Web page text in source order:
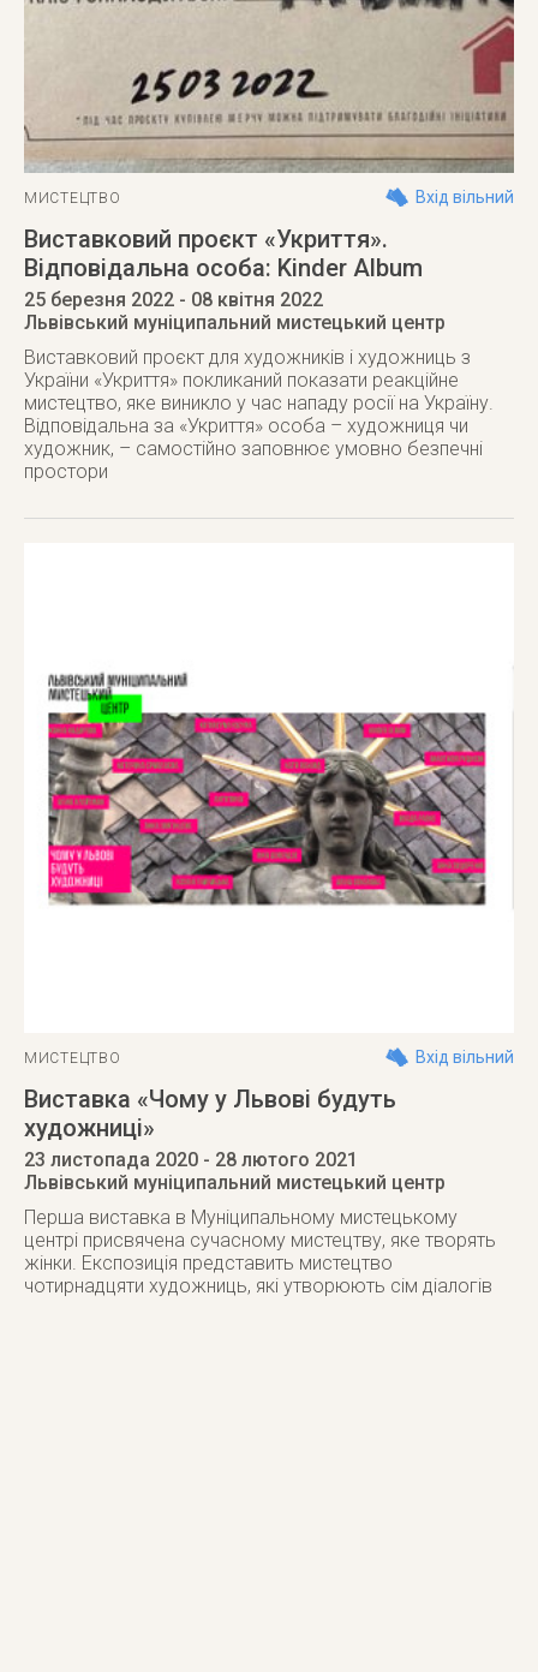
МИСТЕЦТВО Вхід вільний
Виставковий проєкт «Укриття».
Відповідальна особа: Kinder Album
25 березня 2022 - 08 квітня 2022
Львівський муніципальний мистецький центр
Виставковий проєкт для художників і художниць з
України «Укриття» покликаний показати реакційне
мистецтво, яке виникло у час нападу росії на Україну.
Відповідальна за «Укриття» особа – художниця чи
художник, – самостійно заповнює умовно безпечні
простори
МИСТЕЦТВО Вхід вільний
Виставка «Чому у Львові будуть
художниці»
23 листопада 2020 - 28 лютого 2021
Львівський муніципальний мистецький центр
Перша виставка в Муніципальному мистецькому
центрі присвячена сучасному мистецтву, яке творять
жінки. Експозиція представить мистецтво
чотирнадцяти художниць, які утворюють сім діалогів